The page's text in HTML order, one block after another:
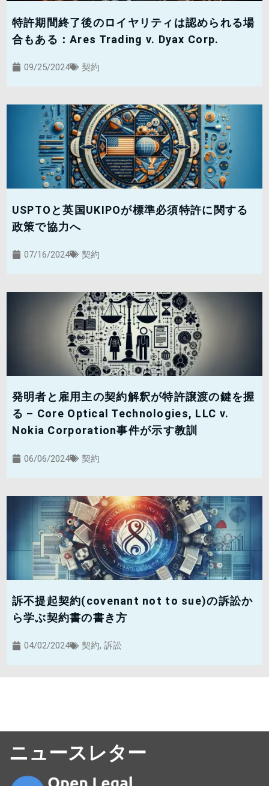
特許期間終了後のロイヤリティは認められる場
合もある：Ares Trading v. Dyax Corp.
09/25/2024 契約
USPTOと英国UKIPOが標準必須特許に関する
政策で協力へ
07/16/2024 契約
発明者と雇用主の契約解釈が特許譲渡の鍵を握
る – Core Optical Technologies, LLC v.
Nokia Corporation事件が示す教訓
06/06/2024 契約
訴不提起契約(covenant not to sue)の訴訟か
ら学ぶ契約書の書き方
04/02/2024 契約, 訴訟
ニュースレター